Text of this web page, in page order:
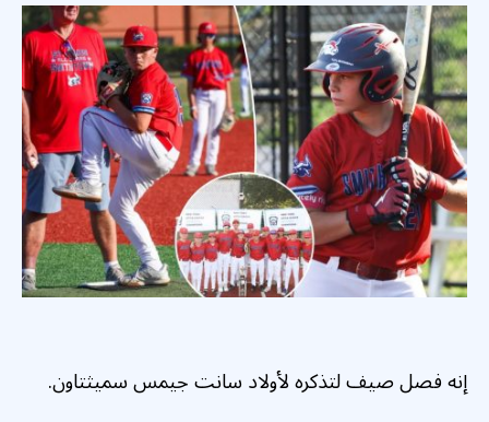
إنه فصل صيف لتذكره لأولاد سانت جيمس سميثتاون.